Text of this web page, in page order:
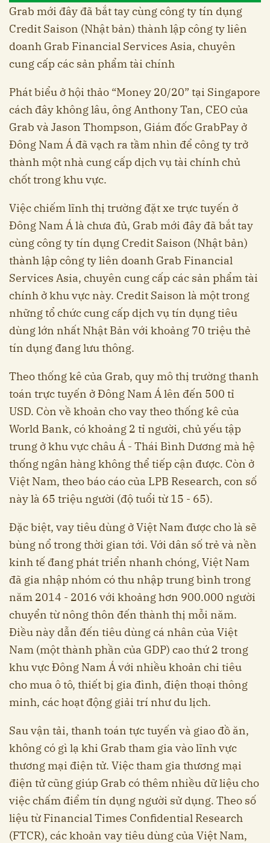
Grab mới đây đã bắt tay cùng công ty tín dụng
Credit Saison (Nhật bản) thành lập công ty liên
doanh Grab Financial Services Asia, chuyên
cung cấp các sản phẩm tài chính
Phát biểu ở hội thảo “Money 20/20” tại Singapore
cách đây không lâu, ông Anthony Tan, CEO của
Grab và Jason Thompson, Giám đốc GrabPay ở
Đông Nam Á đã vạch ra tầm nhìn để công ty trở
thành một nhà cung cấp dịch vụ tài chính chủ
chốt trong khu vực.
Việc chiếm lĩnh thị trường đặt xe trực tuyến ở
Đông Nam Á là chưa đủ, Grab mới đây đã bắt tay
cùng công ty tín dụng Credit Saison (Nhật bản)
thành lập công ty liên doanh Grab Financial
Services Asia, chuyên cung cấp các sản phẩm tài
chính ở khu vực này. Credit Saison là một trong
những tổ chức cung cấp dịch vụ tín dụng tiêu
dùng lớn nhất Nhật Bản với khoảng 70 triệu thẻ
tín dụng đang lưu thông.
Theo thống kê của Grab, quy mô thị trường thanh
toán trực tuyến ở Đông Nam Á lên đến 500 tỉ
USD. Còn về khoản cho vay theo thống kê của
World Bank, có khoảng 2 tỉ người, chủ yếu tập
trung ở khu vực châu Á - Thái Bình Dương mà hệ
thống ngân hàng không thể tiếp cận được. Còn ở
Việt Nam, theo báo cáo của LPB Research, con số
này là 65 triệu người (độ tuổi từ 15 - 65).
Đặc biệt, vay tiêu dùng ở Việt Nam được cho là sẽ
bùng nổ trong thời gian tới. Với dân số trẻ và nền
kinh tế đang phát triển nhanh chóng, Việt Nam
đã gia nhập nhóm có thu nhập trung bình trong
năm 2014 - 2016 với khoảng hơn 900.000 người
chuyển từ nông thôn đến thành thị mỗi năm.
Điều này dẫn đến tiêu dùng cá nhân của Việt
Nam (một thành phần của GDP) cao thứ 2 trong
khu vực Đông Nam Á với nhiều khoản chi tiêu
cho mua ô tô, thiết bị gia đình, điện thoại thông
minh, các hoạt động giải trí như du lịch.
Sau vận tải, thanh toán tực tuyến và giao đồ ăn,
không có gì lạ khi Grab tham gia vào lĩnh vực
thương mại điện tử. Việc tham gia thương mại
điện tử cũng giúp Grab có thêm nhiều dữ liệu cho
việc chấm điểm tín dụng người sử dụng. Theo số
liệu từ Financial Times Confidential Research
(FTCR), các khoản vay tiêu dùng của Việt Nam,